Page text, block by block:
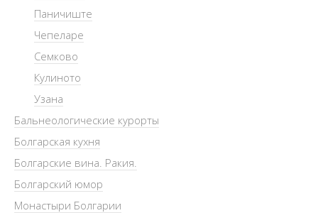
Паничиште
Чепеларе
Семково
Кулиното
Узана
Бальнеологические курорты
Болгарская кухня
Болгарские вина. Ракия.
Болгарский юмор
Монастыри Болгарии